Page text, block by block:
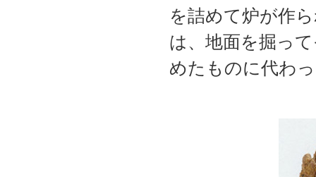
を詰めて炉が作
は、地面を掘っ
めたものに代わ